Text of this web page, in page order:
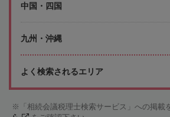
中国・四国
九州・沖縄
よく検索されるエリア
「相続会議税理士検索サービス」への掲載